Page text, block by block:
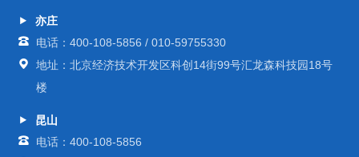
亦庄
电话：400-108-5856 / 010-59755330
地址：北京经济技术开发区科创14街99号汇龙森科技园18号
楼
昆山
电话：400-108-5856